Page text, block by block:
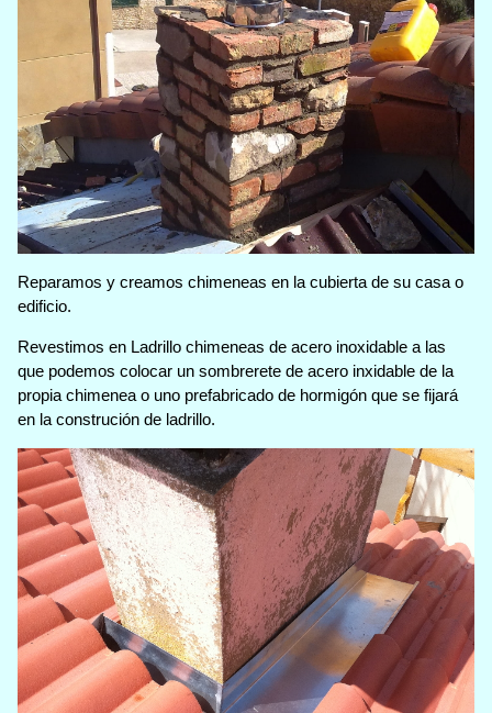
Reparamos y creamos chimeneas en la cubierta de su casa o
edificio.
Revestimos en Ladrillo chimeneas de acero inoxidable a las
que podemos colocar un sombrerete de acero inxidable de la
propia chimenea o uno prefabricado de hormigón que se fijará
en la construción de ladrillo.